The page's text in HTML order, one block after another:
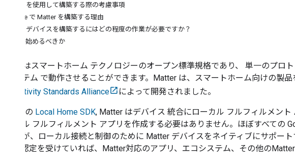
Matter を使用して構築する際の考慮事項
Google で Matter を構築する理由
Matter デバイスを構築するにはどの程度の作業が必要ですか？
何から始めるべきか
はスマートホーム テクノロジーのオープン標準規格であり、 単一のプロ
コシステム で動作させることができます。 Matter は、スマートホーム向けの製
Connectivity Standards Alliance
によって開発されました。
Google の Local Home SDK, Matter はデバイス 統合にローカル フルフィルメント
ローカル フルフィルメント アプリを作成する必要はありません。ほぼすべての
ステムが、ローカル接続と制御のために Matter デバイスをネイティブにサポー
認定を受けていれば、 Matter対応のアプリ、エコシステム、その他のMatter